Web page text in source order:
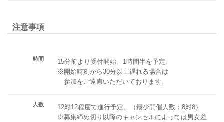
注意事項
時間
15分前より受付開始。1時間半を予定。
※開始時刻から30分以上遅れる場合は
参加をご遠慮いただいております。
人数
12対12程度で進行予定。（最少開催人数：8対8）
※募集締め切り以降のキャンセルによっては男女差